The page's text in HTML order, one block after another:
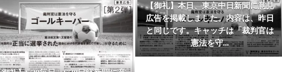
05-03
【2025/05/03 東京新聞で意見広告（裁判所は１票の価値の住所による
差別を支持しています）が掲載されました】
05-03
【御礼及び意見広告掲載のためのご寄付のお願い】皆様からのご寄付
を得て、今年の憲法記念日も意見広告が掲載できました。厚く御礼申し上
げます。引き続きご支援をお願いいたします。寄付はこちらから
【御礼】本日、東京中日新聞に意見
広告を掲載しました。内容は、昨日
と同じです。キャッチは「裁判官は
憲法を守...